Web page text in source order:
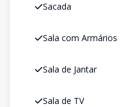
Sacada
Sala com Armários
Sala de Jantar
Sala de TV